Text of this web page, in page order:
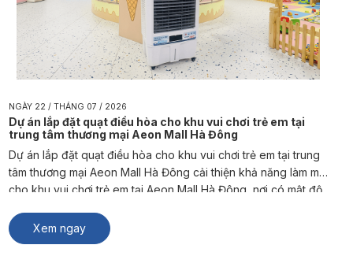
NGÀY 22 / THÁNG 07 / 2026
Dự án lắp đặt quạt điều hòa cho khu vui chơi trẻ em tại
trung tâm thương mại Aeon Mall Hà Đông
Dự án lắp đặt quạt điều hòa cho khu vui chơi trẻ em tại trung
tâm thương mại Aeon Mall Hà Đông cải thiện khả năng làm mát
cho khu vui chơi trẻ em tại Aeon Mall Hà Đông, nơi có mật độ
[…]
Xem ngay